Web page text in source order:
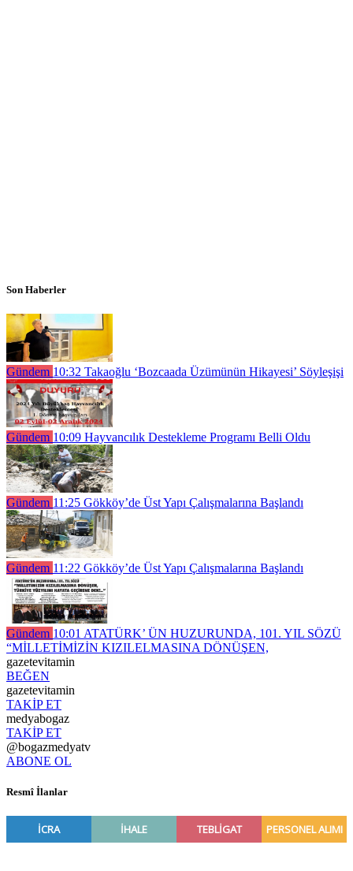
Son Haberler
Gündem 10:32 Takaoğlu ‘Bozcaada Üzümünün Hikayesi’ Söyleşişi
Gündem 10:09 Hayvancılık Destekleme Programı Belli Oldu
Gündem 11:25 Gökköy’de Üst Yapı Çalışmalarına Başlandı
Gündem 11:22 Gökköy’de Üst Yapı Çalışmalarına Başlandı
Gündem 10:01 ATATÜRK’ ÜN HUZURUNDA, 101. YIL SÖZÜ
“MİLLETİMİZİN KIZILELMASINA DÖNÜŞEN,
gazetevitamin
BEĞEN
gazetevitamin
TAKİP ET
medyabogaz
TAKİP ET
@bogazmedyatv
ABONE OL
Resmî İlanlar